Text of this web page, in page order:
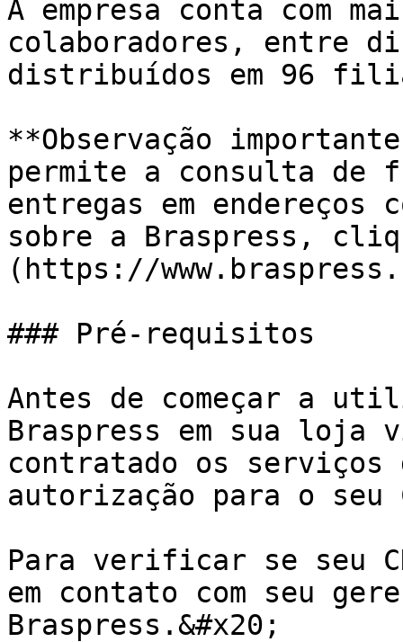
A empresa conta com
colaboradores, entre
distribuídos em 96
**Observação
permite a consulta de
entregas em endereços
sobre a Braspress,
(https://
### Pré-requisitos
Antes de começar a
Braspress em sua
contratado os serviços
autorização para o seu
Para verificar se seu
em contato com seu
Braspress.&#x20;